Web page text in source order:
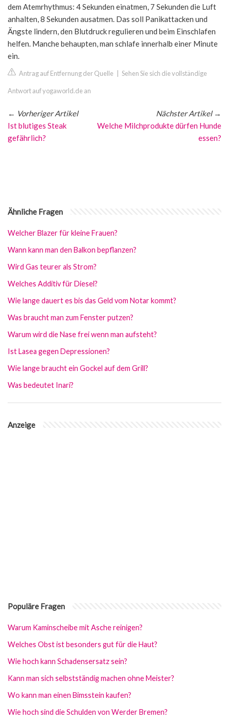
dem Atemrhythmus: 4 Sekunden einatmen, 7 Sekunden die Luft
anhalten, 8 Sekunden ausatmen. Das soll Panikattacken und
Ängste lindern, den Blutdruck regulieren und beim Einschlafen
helfen. Manche behaupten, man schlafe innerhalb einer Minute
ein.
Antrag auf Entfernung der Quelle Sehen Sie sich die vollständige
Antwort auf yogaworld.de an
← Vorheriger Artikel
Ist blutiges Steak
gefährlich?
Nächster Artikel→
Welche Milchprodukte dürfen Hunde
essen?
Ähnliche Fragen
Welcher Blazer für kleine Frauen?
Wann kann man den Balkon bepflanzen?
Wird Gas teurer als Strom?
Welches Additiv für Diesel?
Wie lange dauert es bis das Geld vom Notar kommt?
Was braucht man zum Fenster putzen?
Warum wird die Nase frei wenn man aufsteht?
Ist Lasea gegen Depressionen?
Wie lange braucht ein Gockel auf dem Grill?
Was bedeutet Inari?
Anzeige
Populäre Fragen
Warum Kaminscheibe mit Asche reinigen?
Welches Obst ist besonders gut für die Haut?
Wie hoch kann Schadensersatz sein?
Kann man sich selbstständig machen ohne Meister?
Wo kann man einen Bimsstein kaufen?
Wie hoch sind die Schulden von Werder Bremen?